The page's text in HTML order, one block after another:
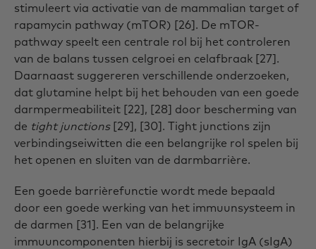
stimuleert via activatie van de mammalian target of
rapamycin pathway (mTOR) [26]. De mTOR-
pathway speelt een centrale rol bij het controleren
van de balans tussen celgroei en celafbraak [27].
Daarnaast suggereren verschillende onderzoeken,
dat glutamine helpt bij het behouden van een goede
darmpermeabiliteit [22], [28] door bescherming van
de tight junctions[29], [30]. Tight junctions zijn
verbindingseiwitten die een belangrijke rol spelen bij
het openen en sluiten van de darmbarrière.
Een goede barrièrefunctie wordt mede bepaald
door een goede werking van het immuunsysteem in
de darmen [31]. Een van de belangrijke
immuuncomponenten hierbij is secretoir IgA (sIgA)